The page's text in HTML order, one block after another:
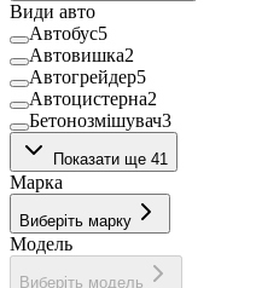
Види авто
Автобус5
Автовишка2
Автогрейдер5
Автоцистерна2
Бетонозмішувач3
Борона дискова
Бункер-накопичувач
Вантажний фургон
Вантажопасажирський
Вилочний навантажувач
Візок для жатки1
Гусеничний екскаватор
Показати ще 41
Марка
Виберіть марку
Модель
Виберіть модель